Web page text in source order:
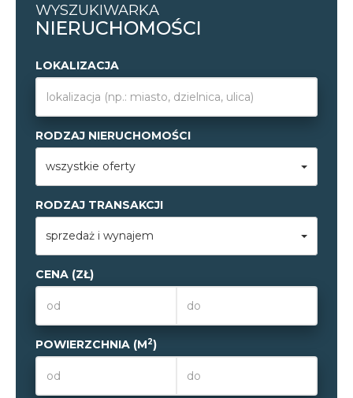
WYSZUKIWARKA
NIERUCHOMOŚCI
LOKALIZACJA
RODZAJ NIERUCHOMOŚCI
wszystkie oferty
RODZAJ TRANSAKCJI
sprzedaż i wynajem
CENA (ZŁ)
POWIERZCHNIA (M2)